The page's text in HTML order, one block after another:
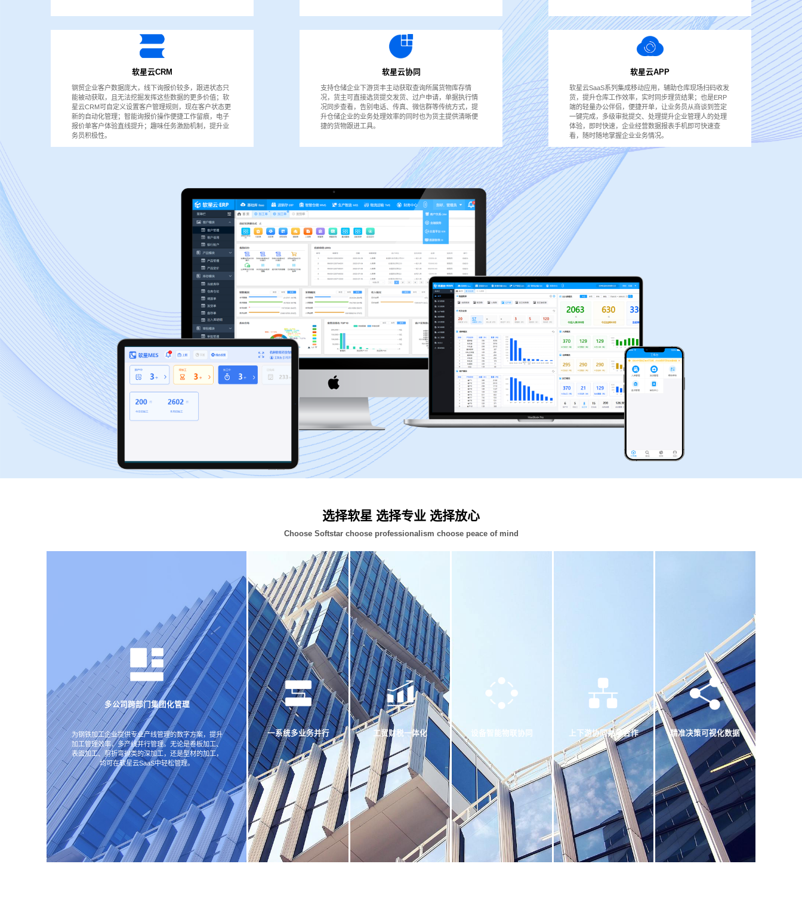
软星云CRM
钢贸企业客户数据庞大，线下询报价较多，跟进状态只
能被动获取，且无法挖掘发挥这些数据的更多价值；软
星云CRM可自定义设置客户管理规则，现在客户状态更
新的自动化管理；智能询报价操作便捷工作留痕，电子
报价单客户体验直线提升；趣味任务激励机制，提升业
务员积极性。
软星云协同
支持仓储企业下游货丰主动获取查询所属货物库存情
况，货主可直接选货提交发货、过户申请，单据执行情
况同步查看，告别电话、传真、微信群等传统方式，提
升仓储企业的业务处理效率的同时也为货主提供清晰便
捷的货物跟进工具。
软星云APP
软星云SaaS系列集成移动应用，辅助仓库现场扫码收发
货，提升仓库工作效率，实时同步理货结果；也是ERP
端的轻量办公伴侣，便捷开单，让业务员从商谈到签定
一键完成，多级审批提交、处理提升企业管理人的处理
体验，即时快速，企业经营数据报表手机即可快速查
看，随时随地掌握企业业务情况。
选择软星 选择专业 选择放心
Choose Softstar choose professionalism choose peace of mind
多公司跨部门集团化管理
为钢铁加工企业提供专业产线管理的数字方案，提升
加工管理效率，多产线并行管理。无论是卷板加工、
表面加工、剪折弯抛类的深加工，还是型材的加工，
均可在软星云SaaS中轻松管理。
一系统多业务并行 工贸财税一体化 设备智能物联协同 上下游协同共享合作 精准决策可视化数据